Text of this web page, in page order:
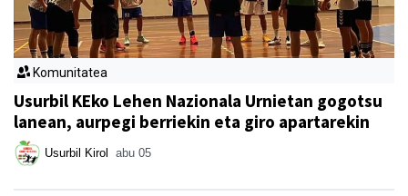
Komunitatea
Usurbil KEko Lehen Nazionala Urnietan gogotsu
lanean, aurpegi berriekin eta giro apartarekin
Usurbil Kirol abu 05